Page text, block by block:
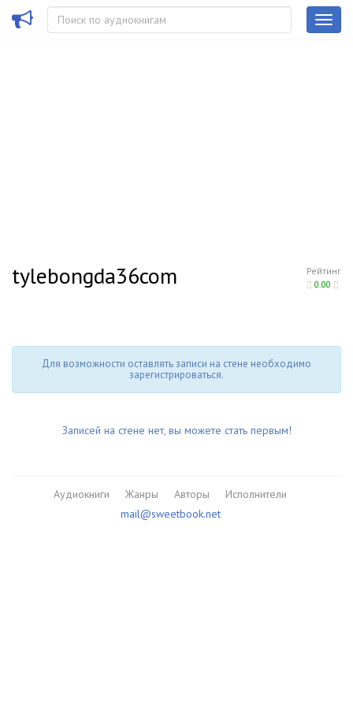
Рейтинг
0.00
tylebongda36com
Для возможности оставлять записи на стене необходимо
зарегистрироваться.
Записей на стене нет, вы можете стать первым!
Аудиокниги Жанры Авторы
Исполнители
mail@sweetbook.net